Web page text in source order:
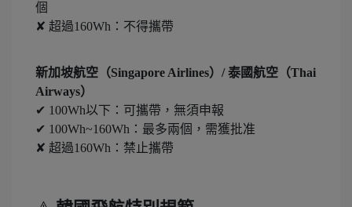
個
✘ 超過160Wh：不得攜帶
新加坡航空（Singapore Airlines）/ 泰國航空（Thai
Airways）
✔ 100Wh以下：可攜帶，無須申報
✔ 100Wh~160Wh：最多兩個，需獲批准
✘ 超過160Wh：禁止攜帶